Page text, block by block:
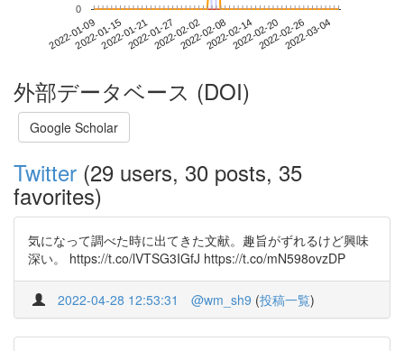
2022-01-092022-01-152022-01-212022-01-272022-02-022022-02-082022-02-142022-02-202022-02-262022-03-04
0
外部データベース (DOI)
Google Scholar
Twitter (29 users, 30 posts, 35
favorites)
気になって調べた時に出てきた文献。趣旨がずれるけど興味
深い。 https://t.co/lVTSG3IGfJ https://t.co/mN598ovzDP
2022-04-28 12:53:31 @wm_sh9 (投稿一覧)